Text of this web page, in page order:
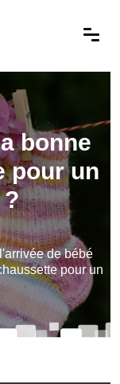
bonne
pour un
?
de bébé
pour un